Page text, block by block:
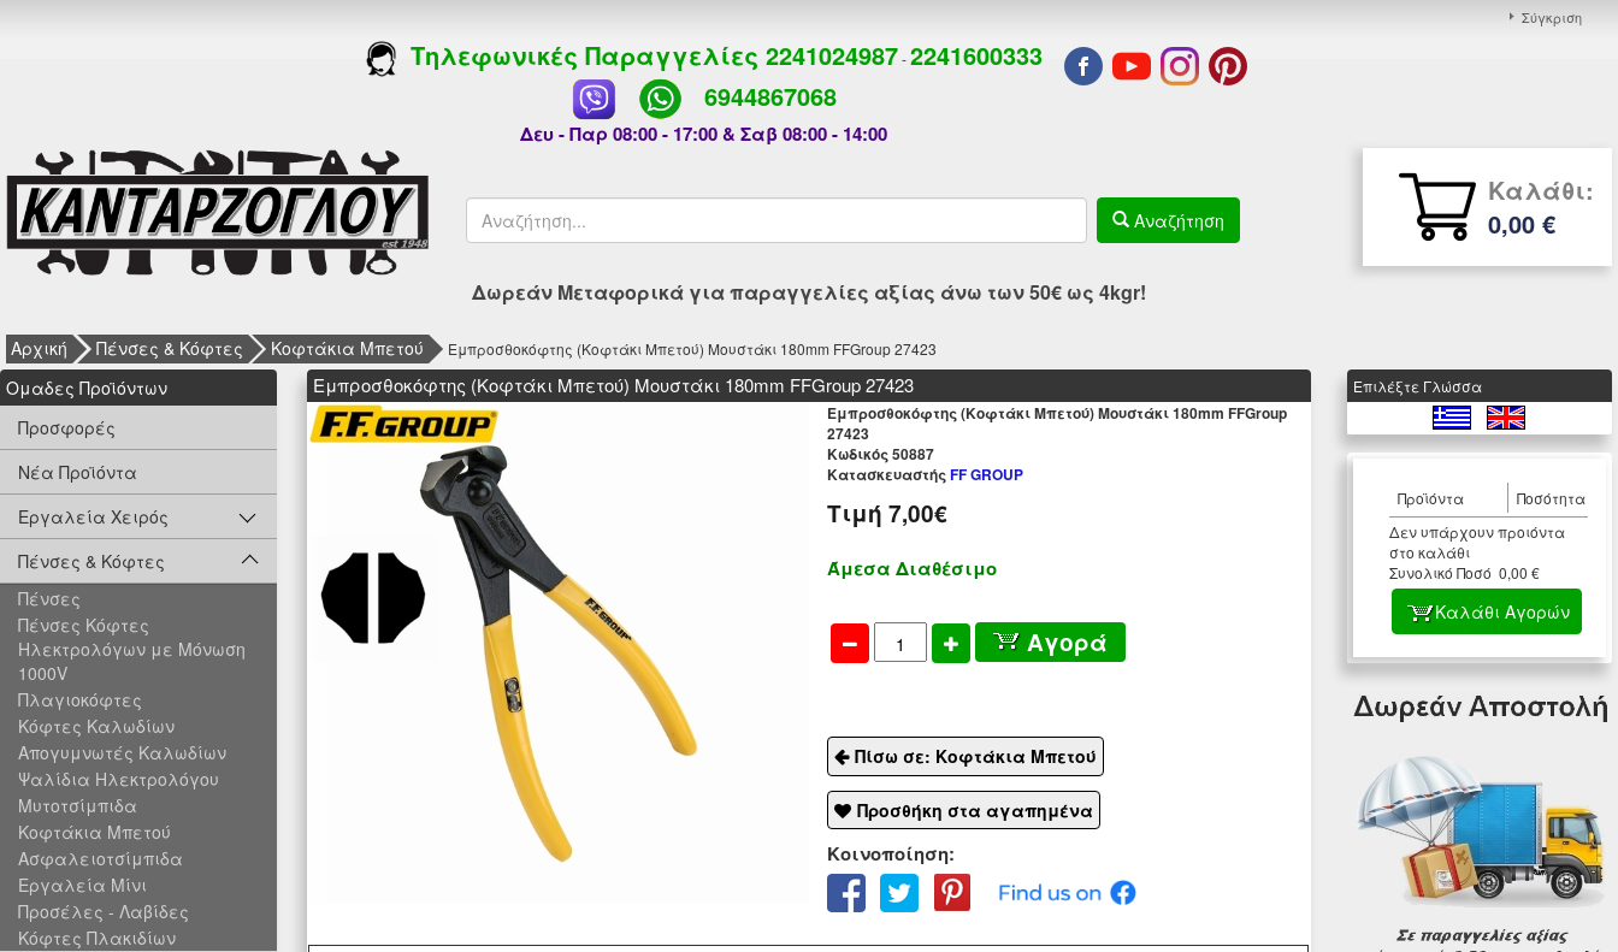
Σύγκριση
Τηλεφωνικές Παραγγελίες 2241024987-2241600333
6944867068
Δευ - Παρ 08:00 - 17:00 & Σαβ 08:00 - 14:00
Αναζήτηση
Καλάθι:
0,00 €
Δωρεάν Μεταφορικά για παραγγελίες αξίας άνω των 50€ ως 4kgr!
Αρχική Πένσες & Κόφτες Κοφτάκια Μπετού Εμπροσθοκόφτης (Κοφτάκι Μπετού) Μουστάκι 180mm FFGroup 27423
Oμαδες Προϊόντων
Προσφορές
Νέα Προϊόντα
Εργαλεία Χειρός
Πένσες & Κόφτες
Πένσες
Πένσες Κόφτες
Ηλεκτρολόγων με Μόνωση
1000V
Πλαγιοκόφτες
Κόφτες Καλωδίων
Απογυμνωτές Καλωδίων
Ψαλίδια Ηλεκτρολόγου
Μυτοτσίμπιδα
Κοφτάκια Μπετού
Ασφαλειοτσίμπιδα
Εργαλεία Μίνι
Προσέλες - Λαβίδες
Κόφτες Πλακιδίων
Εμπροσθοκόφτης (Κοφτάκι Μπετού) Μουστάκι 180mm FFGroup 27423
Εμπροσθοκόφτης (Κοφτάκι Μπετού) Μουστάκι 180mm FFGroup
27423
Kωδικός 50887
ΚατασκευαστήςFF GROUP
Τιμή 7,00€
Άμεσα Διαθέσιμο
Αγορά
Πίσω σε: Κοφτάκια Μπετού
Προσθήκη στα αγαπημένα
Κοινοποίηση:
Eπιλέξτε Γλώσσα
Προϊόντα
Ποσότητα
Δεν υπάρχουν προιόντα
στο καλάθι
Συνολικό Ποσό 0,00 €
Καλάθι Αγορών